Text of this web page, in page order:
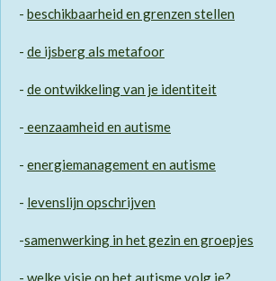
- beschikbaarheid en grenzen stellen
- de ijsberg als metafoor
- de ontwikkeling van je identiteit
- eenzaamheid en autisme
- energiemanagement en autisme
- levenslijn opschrijven
-samenwerking in het gezin en groepjes